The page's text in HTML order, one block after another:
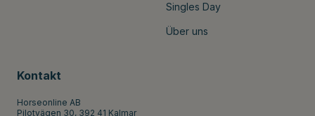
Singles Day
Über uns
Kontakt
Horseonline AB
Pilotvägen 30, 392 41 Kalmar